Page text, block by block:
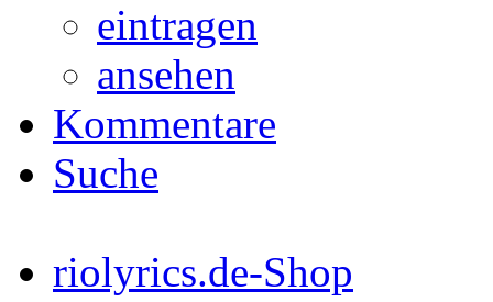
eintragen
ansehen
Kommentare
Suche
riolyrics.de-Shop